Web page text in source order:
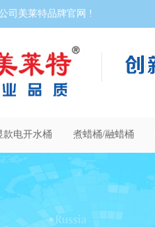
司美莱特品牌官网 !
款电开水桶 煮蜡桶/融蜡桶